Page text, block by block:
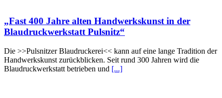
„Fast 400 Jahre alten Handwerkskunst in der
Blaudruckwerkstatt Pulsnitz“
Die >>Pulsnitzer Blaudruckerei<< kann auf eine lange Tradition der
Handwerkskunst zurückblicken. Seit rund 300 Jahren wird die
Blaudruckwerkstatt betrieben und [...]